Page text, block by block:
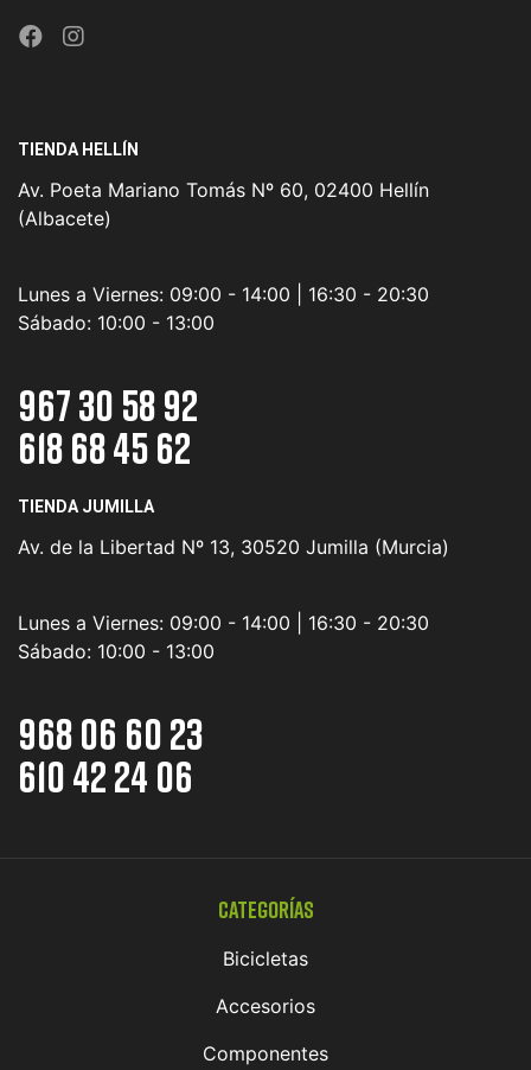
TIENDA HELLÍN
Av. Poeta Mariano Tomás Nº 60, 02400 Hellín
(Albacete)
Lunes a Viernes: 09:00 - 14:00 | 16:30 - 20:30
Sábado: 10:00 - 13:00
967 30 58 92
618 68 45 62
TIENDA JUMILLA
Av. de la Libertad Nº 13, 30520 Jumilla (Murcia)
Lunes a Viernes: 09:00 - 14:00 | 16:30 - 20:30
Sábado: 10:00 - 13:00
968 06 60 23
610 42 24 06
Categorías
Bicicletas
Accesorios
Componentes